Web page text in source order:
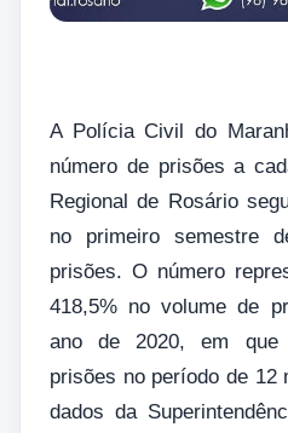
A Polícia Civil do
número de prisões a
Regional de Rosário
no primeiro semestre
prisões. O número
418,5% no volume de
ano de 2020, em que
prisões no período de 12
dados da